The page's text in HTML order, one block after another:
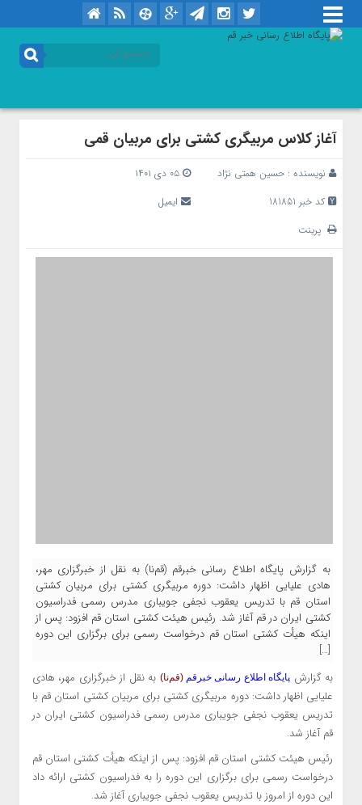
آغاز کلاس مربیگری کشتی برای مربیان قمی
نویسنده : حسین همتی نژاد
۰۵ دی ۱۴۰۱
کد خبر 181851
ایمیل
پرینت
به گزارش پایگاه اطلاع رسانی خبرقم (قم‌نا) به نقل از خبرگزاری مهر،
هادی علیایی اظهار داشت: دوره مربیگری کشتی برای مربیان کشتی
استان قم با تدریس یعقوب نجفی جویباری مدرس رسمی فدراسیون
کشتی ایران در قم آغاز شد. رئیس هیئت کشتی استان قم افزود: پس از
اینکه هیأت کشتی استان قم درخواست رسمی برای برگزاری این دوره
[…]
به گزارش پایگاه اطلاع رسانی خبرقم (قم‌نا)
به نقل از خبرگزاری مهر، هادی
علیایی اظهار داشت: دوره مربیگری کشتی برای مربیان کشتی استان قم با
تدریس یعقوب نجفی جویباری مدرس رسمی فدراسیون کشتی ایران در
قم آغاز شد.
رئیس هیئت کشتی استان قم افزود: پس از اینکه هیأت کشتی استان قم
درخواست رسمی برای برگزاری این دوره را به فدراسیون کشتی ارائه داد
این دوره از امروز با تدریس یعقوب نجفی جویباری آغاز شد.